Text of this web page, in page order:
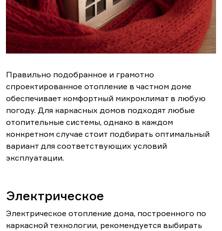
Правильно подобранное и грамотно
спроектированное отопление в частном доме
обеспечивает комфортный микроклимат в любую
погоду. Для каркасных домов подходят любые
отопительные системы, однако в каждом
конкретном случае стоит подбирать оптимальный
вариант для соответствующих условий
эксплуатации.
Электрическое
Электрическое отопление дома, построенного по
каркасной технологии, рекомендуется выбирать